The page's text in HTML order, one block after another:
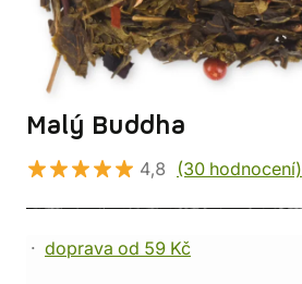
Malý Buddha
4,8 (30 hodnocení)
doprava od 59 Kč